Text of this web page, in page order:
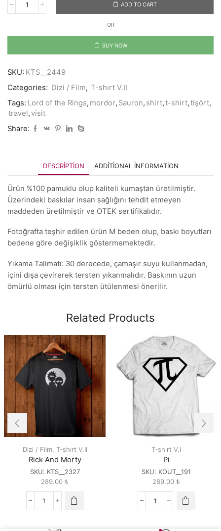
Visit
ADD TO CART
OR
BUY NOW
SKU: KTS__2449
Categories: Dizi / Film, T-shırt V.II
Tags: Lord of the Rings, mordor, Sauron, shirt,t-shirt,tişört,
travel,visit
Share:
DESCRIPTION ADDITIONAL INFORMATION
Ürün %100 pamuklu olup kaliteli kumaştan üretilmiştir.
Üzerindeki baskılar insan sağlığını tehdit etmeyen
maddeden üretilmiştir ve OTEK sertifikalıdır.
Fotoğrafta teşhir edilen ürün M beden olup, baskı boyutları
bedene göre değişiklik göstermemektedir.
Yıkama Talimatı: 30 derecede, çamaşır suyu kullanmadan,
içini dışa çevirerek tersten yıkanmalıdır. Baskının uzun
ömürlü olması için tersten ütülenmesi önerilir.
Related Products
Dizi / Film, T-shırt V.II
Rick And Morty
SKU: KTS__2327
289.00 ₺
Rick
T-shırt V.I
Pi
SKU: KOUT__191
289.00 ₺
Pi